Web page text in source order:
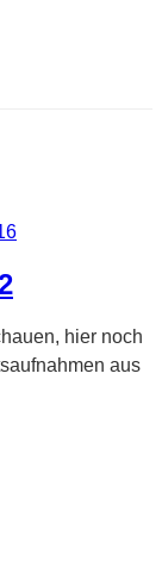
hier noch
aus